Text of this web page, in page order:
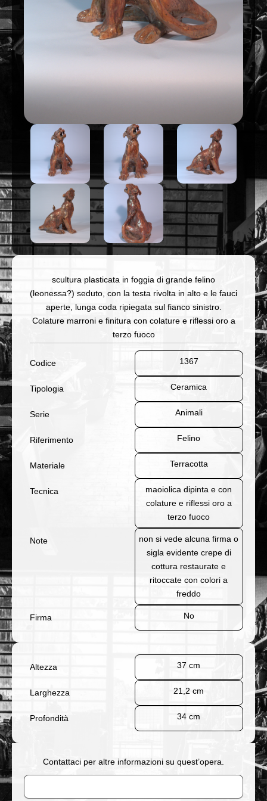
scultura plasticata in foggia di grande felino
(leonessa?) seduto, con la testa rivolta in alto e le fauci
aperte, lunga coda ripiegata sul fianco sinistro.
Colature marroni e finitura con colature e riflessi oro a
terzo fuoco
Codice 1367
Tipologia Ceramica
Serie Animali
Riferimento Felino
Materiale Terracotta
Tecnica
maoiolica dipinta e con
colature e riflessi oro a
terzo fuoco
Note
non si vede alcuna firma o
sigla evidente crepe di
cottura restaurate e
ritoccate con colori a
freddo
Firma No
Altezza 37 cm
Larghezza 21,2 cm
Profondità 34 cm
Contattaci per altre informazioni su quest’opera.
Nome